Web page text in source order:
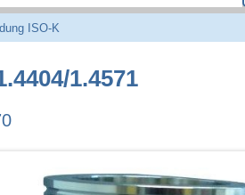
ISO-K
1.4571